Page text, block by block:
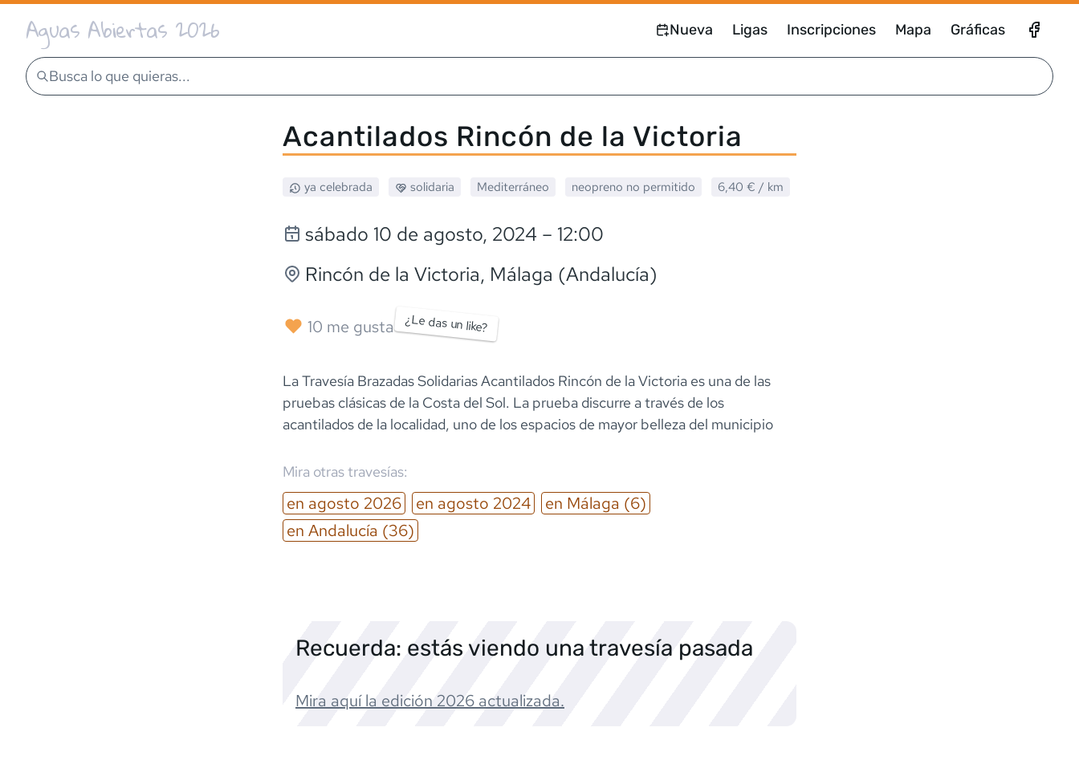
Aguas Abiertas 2026 Nueva Ligas Inscripciones Mapa Gráficas
Busca lo que quieras...
Acantilados Rincón de la Victoria
ya celebrada solidaria Mediterráneo neopreno no permitido 6,40 € / km
sábado 10 de agosto, 2024 – 12:00
Rincón de la Victoria, Málaga (Andalucía)
10 me gusta ¿Le das un like?
La Travesía Brazadas Solidarias Acantilados Rincón de la Victoria es una de las
pruebas clásicas de la Costa del Sol. La prueba discurre a través de los
acantilados de la localidad, uno de los espacios de mayor belleza del municipio
Mira otras travesías:
en agosto 2026 en agosto 2024 en Málaga (6)
en Andalucía (36)
Recuerda: estás viendo una travesía pasada
Mira aquí la edición 2026 actualizada.